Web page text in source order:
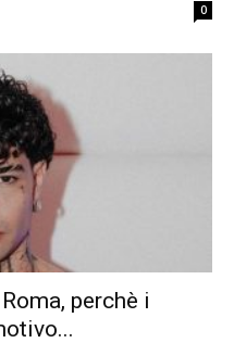
0
perchè i